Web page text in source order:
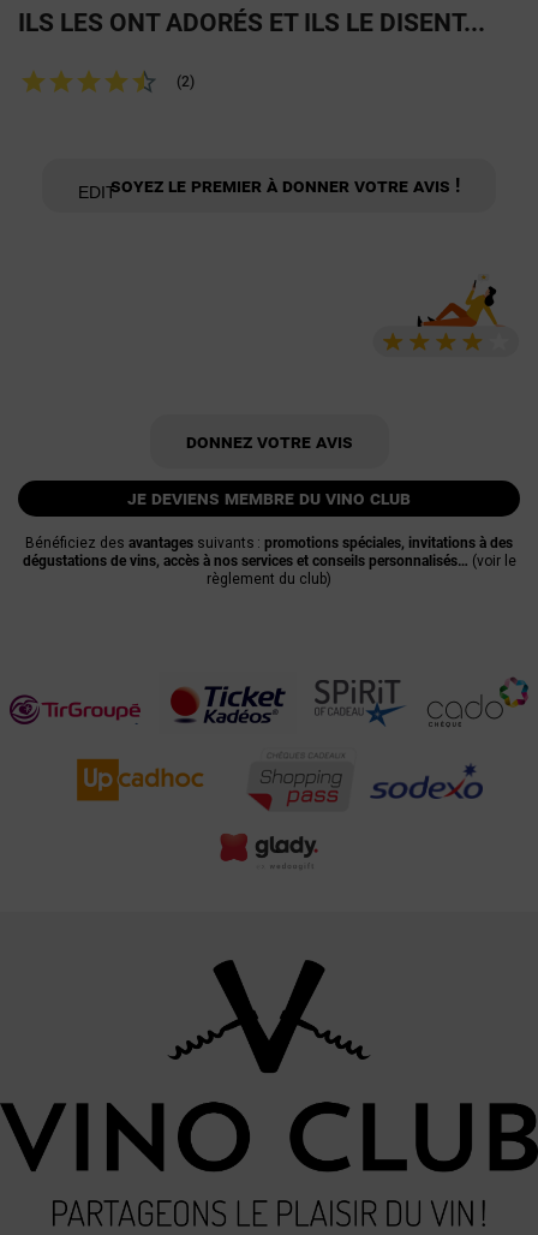
ILS LES ONT ADORÉS ET ILS LE DISENT...
(2)
Soyez le premier à donner votre avis !
Donnez votre avis
je deviens membre du vino club
Bénéficiez des avantages suivants : promotions spéciales, invitations à des
dégustations de vins, accès à nos services et conseils personnalisés… (voir le
règlement du club)